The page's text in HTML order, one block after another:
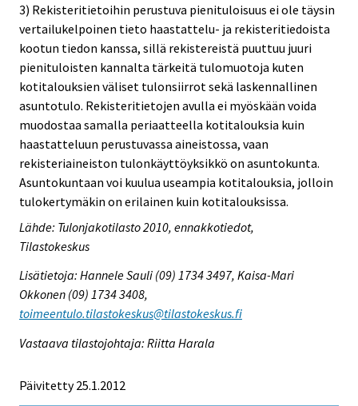
3) Rekisteritietoihin perustuva pienituloisuus ei ole täysin
vertailukelpoinen tieto haastattelu- ja rekisteritiedoista
kootun tiedon kanssa, sillä rekistereistä puuttuu juuri
pienituloisten kannalta tärkeitä tulomuotoja kuten
kotitalouksien väliset tulonsiirrot sekä laskennallinen
asuntotulo. Rekisteritietojen avulla ei myöskään voida
muodostaa samalla periaatteella kotitalouksia kuin
haastatteluun perustuvassa aineistossa, vaan
rekisteriaineiston tulonkäyttöyksikkö on asuntokunta.
Asuntokuntaan voi kuulua useampia kotitalouksia, jolloin
tulokertymäkin on erilainen kuin kotitalouksissa.
Lähde: Tulonjakotilasto 2010, ennakkotiedot,
Tilastokeskus
Lisätietoja: Hannele Sauli (09) 1734 3497, Kaisa-Mari
Okkonen (09) 1734 3408,
toimeentulo.tilastokeskus@tilastokeskus.fi
Vastaava tilastojohtaja: Riitta Harala
Päivitetty 25.1.2012